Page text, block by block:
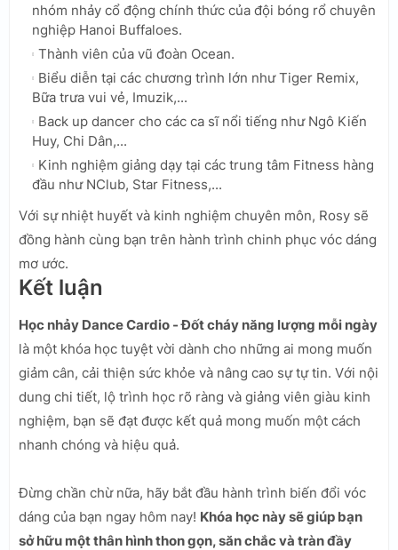
nhóm nhảy cổ động chính thức của đội bóng rổ chuyên
nghiệp Hanoi Buffaloes.
Thành viên của vũ đoàn Ocean.
Biểu diễn tại các chương trình lớn như Tiger Remix,
Bữa trưa vui vẻ, Imuzik,...
Back up dancer cho các ca sĩ nổi tiếng như Ngô Kiến
Huy, Chi Dân,...
Kinh nghiệm giảng dạy tại các trung tâm Fitness hàng
đầu như NClub, Star Fitness,...
Với sự nhiệt huyết và kinh nghiệm chuyên môn, Rosy sẽ
đồng hành cùng bạn trên hành trình chinh phục vóc dáng
mơ ước.
Kết luận
Học nhảy Dance Cardio - Đốt cháy năng lượng mỗi ngày
là một khóa học tuyệt vời dành cho những ai mong muốn
giảm cân, cải thiện sức khỏe và nâng cao sự tự tin. Với nội
dung chi tiết, lộ trình học rõ ràng và giảng viên giàu kinh
nghiệm, bạn sẽ đạt được kết quả mong muốn một cách
nhanh chóng và hiệu quả.
Đừng chần chừ nữa, hãy bắt đầu hành trình biến đổi vóc
dáng của bạn ngay hôm nay! Khóa học này sẽ giúp bạn
sở hữu một thân hình thon gọn, săn chắc và tràn đầy